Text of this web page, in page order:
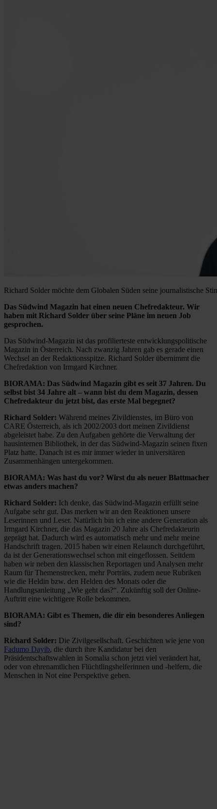
Richard Solder möchte dem Globalen Süden seine journalistische
Das Südwind Magazin hat einen neuen Chefredakteur. Wir
haben mit Richard Solder über seine Pläne im neuen Job
gesprochen.
Das Südwind-Magazin ist das profilierteste entwicklungspolitische
Magazin in Österreich. Nach zwanzig Jahren gab es gerade einen
Wechsel an der Redaktionsspitze. Richard Solder übernimmt die
Chefredaktion von Irmgard Kirchner.
BIORAMA: Das Südwind Magazin gibt es seit 37 Jahren. Du
selbst bist 34 Jahre alt – wann bist du dem Magazin, dessen
Chefredakteur du jetzt bist, das erste Mal begegnet?
Richard Solder: Während meines Zivildienstes, im Büro von
CARE Österreich, als ich 2002/2003 dort meinen Zivildienst
abgeleistet habe. Zu den Aufgaben gehörte die Verwaltung der
hausinternen Bibliothek, in der das Südwind-Magazin seinen fixen
Platz hatte. Danach ist es mir immer wieder in universitären
Zusammenhängen untergekommen.
BIORAMA: Was hast du vor? Wirst du als neuer Blattmacher
etwas anders machen?
Richard Solder: Ich denke, das Südwind-Magazin erfüllt seine
Aufgabe sehr gut. Das merken wir an den Reaktionen unsere
Leserinnen und Leser. Natürlich bin ich eine andere Generation als
Irmgard Kirchner, die das Magazin 20 Jahre als Chefredakteurin
geprägt hat. Dadurch wird es automatisch mehr und mehr meine
Handschrift tragen. 2015 haben wir einen Relaunch durchgeführt,
da ist der Generationswechsel schon mit eingeflossen. Seitdem
haben wir neben den klassischen Reportagen und Analysen mehr
Raum für Themenstrecken, mehr Porträts, zudem neue Rubriken
wie die Heldin bzw. den Helden des Monats oder die
Handlungsanleitung „Wie geht das?“. Zukünftig soll der Online-
Auftritt eine wichtigere Rolle bekommen.
BIORAMA: Gibt es Themen, die dir ein besonderes Anliegen
sind?
Richard Solder: Die Zivilgesellschaft. Geschichten wie jene von
Fadumo Dayib, die durch ihre Kandidatur bei den
Präsidentschaftswahlen in Somalia schon jetzt viel verändert hat,
oder von ehrenamtlichen Flüchtlingshelferinnen und -helfern, die
Menschen in Not eine Perspektive geben.